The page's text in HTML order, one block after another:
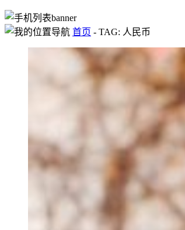
首页 - TAG: 人民币